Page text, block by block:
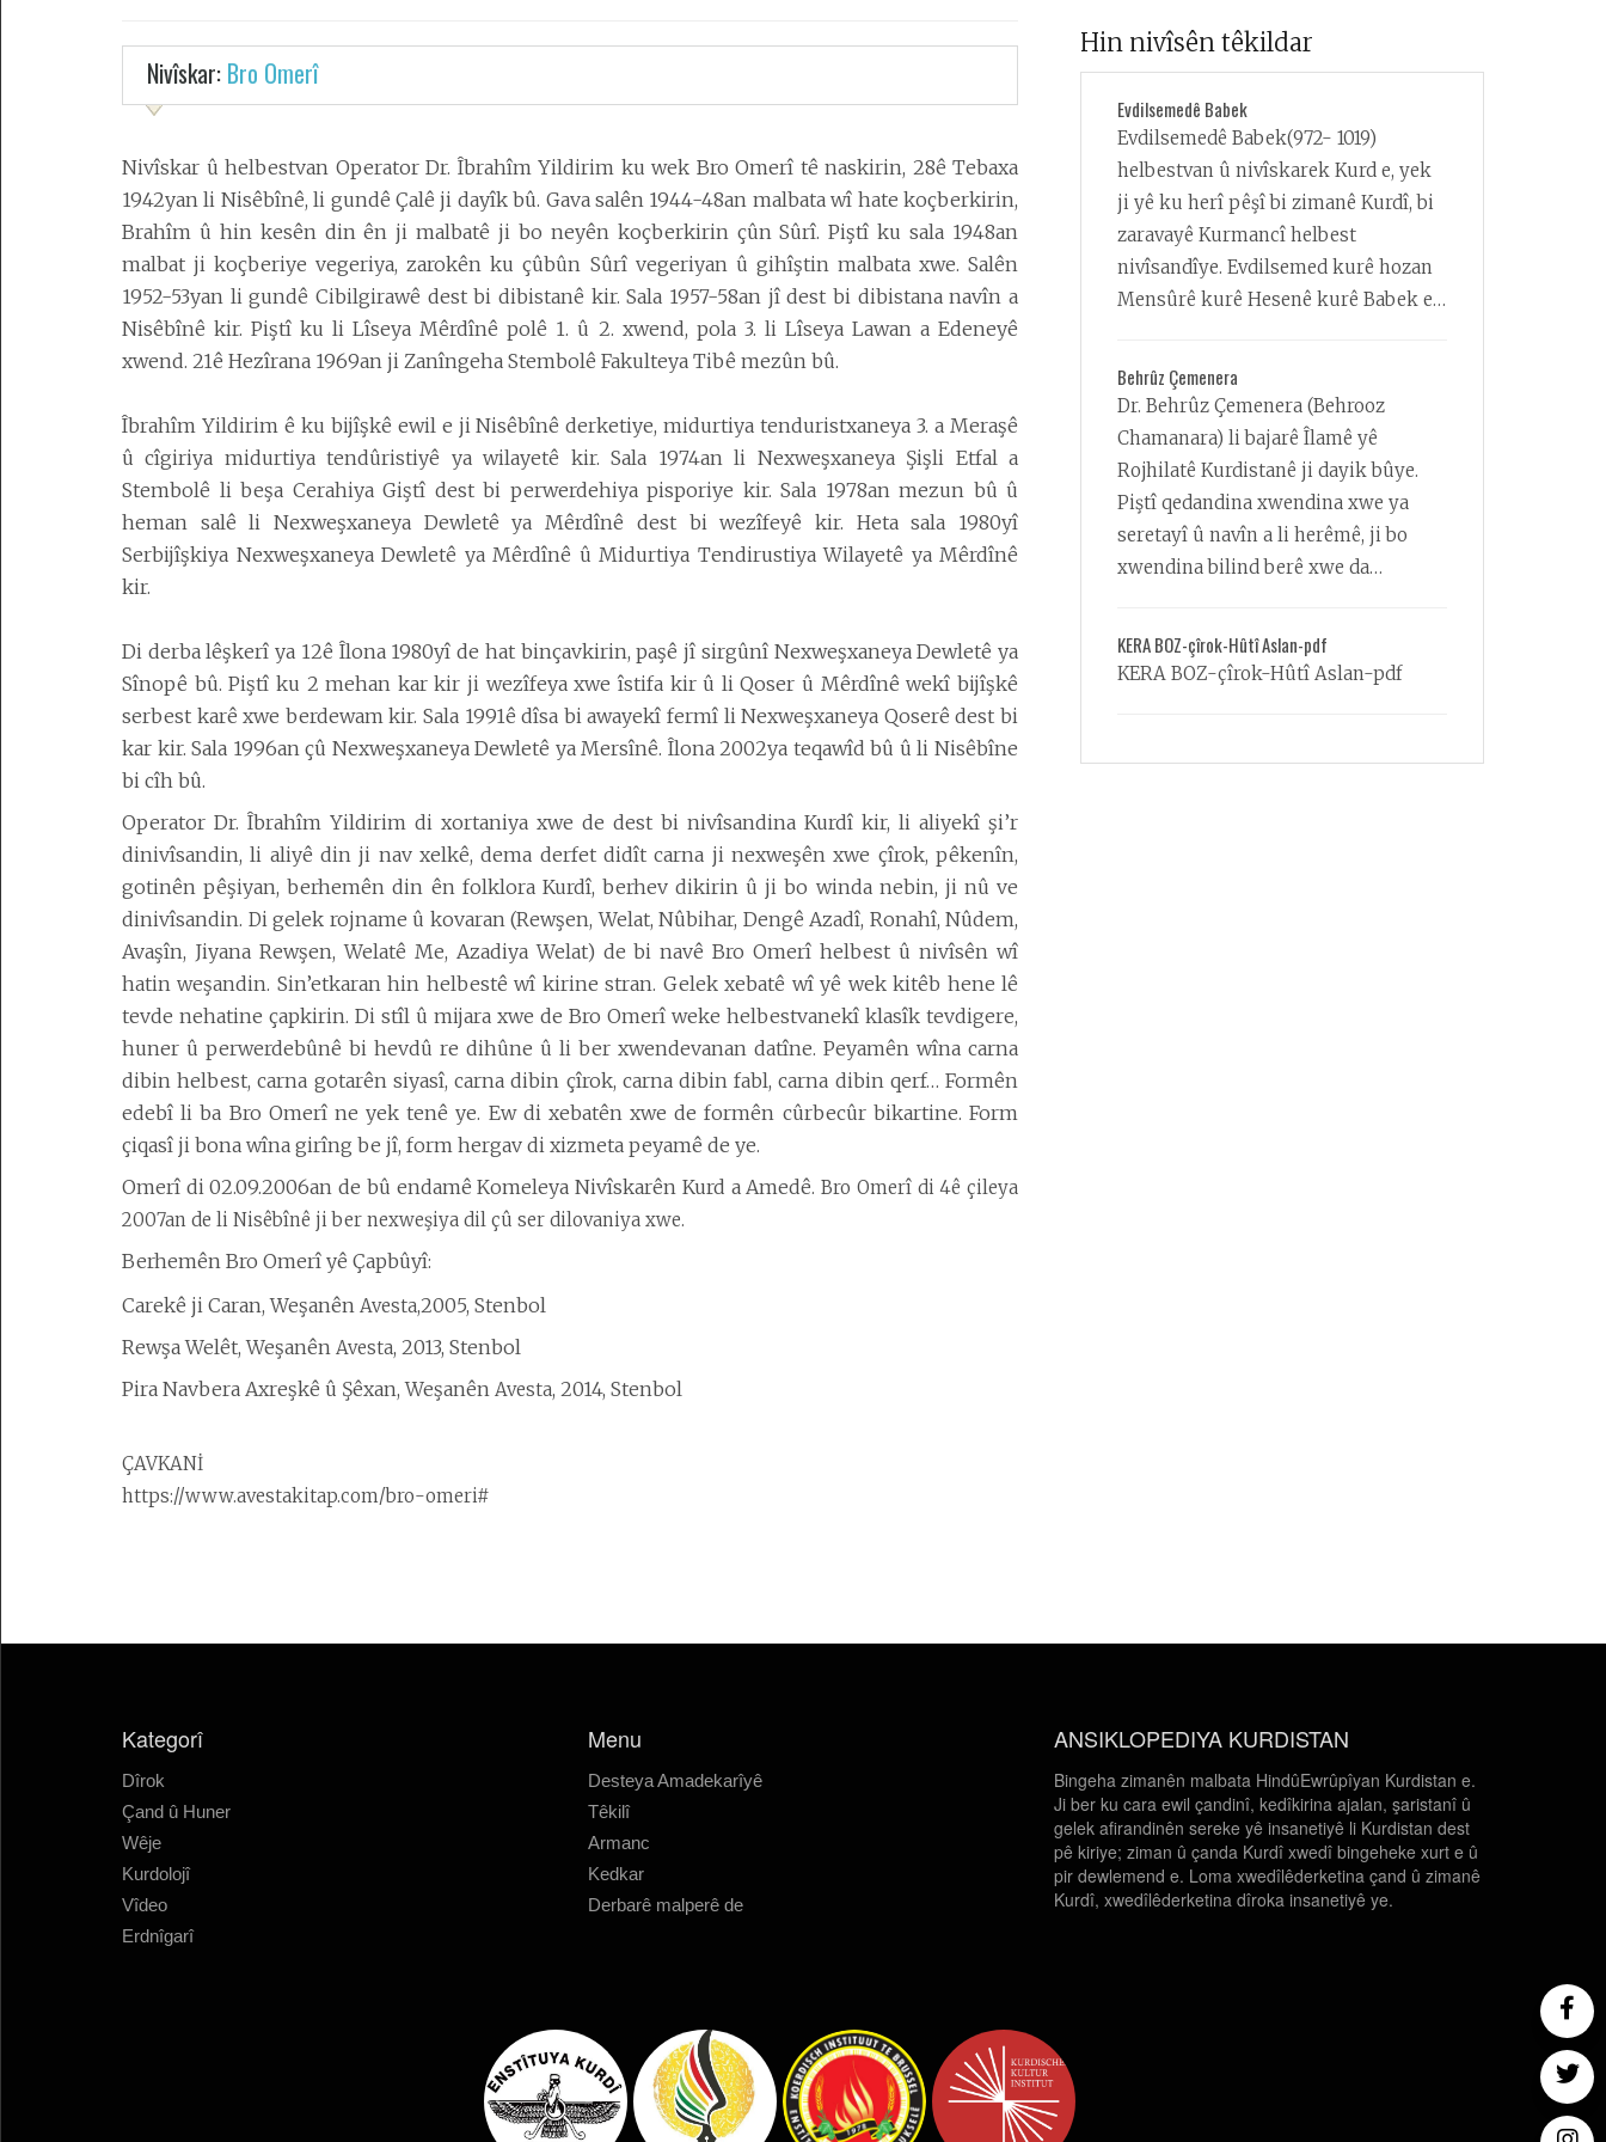
Amadekarîyê
Nivîskar: Bro Omerî
Nivîskar û helbestvan Operator Dr. Îbrahîm Yildirim ku wek Bro Omerî tê naskirin, 28ê Tebaxa
1942yan li Nisêbînê, li gundê Çalê ji dayîk bû. Gava salên 1944-48an malbata wî hate koçberkirin,
Brahîm û hin kesên din ên ji malbatê ji bo neyên koçberkirin çûn Sûrî. Piştî ku sala 1948an
malbat ji koçberiye vegeriya, zarokên ku çûbûn Sûrî vegeriyan û gihîştin malbata xwe. Salên
1952-53yan li gundê Cibilgirawê dest bi dibistanê kir. Sala 1957-58an jî dest bi dibistana navîn a
Nisêbînê kir. Piştî ku li Lîseya Mêrdînê polê 1. û 2. xwend, pola 3. li Lîseya Lawan a Edeneyê
xwend. 21ê Hezîrana 1969an ji Zanîngeha Stembolê Fakulteya Tibê mezûn bû.
Îbrahîm Yildirim ê ku bijîşkê ewil e ji Nisêbînê derketiye, midurtiya tenduristxaneya 3. a Meraşê
û cîgiriya midurtiya tendûristiyê ya wilayetê kir. Sala 1974an li Nexweşxaneya Şişli Etfal a
Stembolê li beşa Cerahiya Giştî dest bi perwerdehiya pisporiye kir. Sala 1978an mezun bû û
heman salê li Nexweşxaneya Dewletê ya Mêrdînê dest bi wezîfeyê kir. Heta sala 1980yî
Serbijîşkiya Nexweşxaneya Dewletê ya Mêrdînê û Midurtiya Tendirustiya Wilayetê ya Mêrdînê
kir.
Di derba lêşkerî ya 12ê Îlona 1980yî de hat binçavkirin, paşê jî sirgûnî Nexweşxaneya Dewletê ya
Sînopê bû. Piştî ku 2 mehan kar kir ji wezîfeya xwe îstifa kir û li Qoser û Mêrdînê wekî bijîşkê
serbest karê xwe berdewam kir. Sala 1991ê dîsa bi awayekî fermî li Nexweşxaneya Qoserê dest bi
kar kir. Sala 1996an çû Nexweşxaneya Dewletê ya Mersînê. Îlona 2002ya teqawîd bû û li Nisêbîne
bi cîh bû.
Operator Dr. Îbrahîm Yildirim di xortaniya xwe de dest bi nivîsandina Kurdî kir, li aliyekî şi’r
dinivîsandin, li aliyê din ji nav xelkê, dema derfet didît carna ji nexweşên xwe çîrok, pêkenîn,
gotinên pêşiyan, berhemên din ên folklora Kurdî, berhev dikirin û ji bo winda nebin, ji nû ve
dinivîsandin. Di gelek rojname û kovaran (Rewşen, Welat, Nûbihar, Dengê Azadî, Ronahî, Nûdem,
Avaşîn, Jiyana Rewşen, Welatê Me, Azadiya Welat) de bi navê Bro Omerî helbest û nivîsên wî
hatin weşandin. Sin’etkaran hin helbestê wî kirine stran. Gelek xebatê wî yê wek kitêb hene lê
tevde nehatine çapkirin. Di stîl û mijara xwe de Bro Omerî weke helbestvanekî klasîk tevdigere,
huner û perwerdebûnê bi hevdû re dihûne û li ber xwendevanan datîne. Peyamên wîna carna
dibin helbest, carna gotarên siyasî, carna dibin çîrok, carna dibin fabl, carna dibin qerf… Formên
edebî li ba Bro Omerî ne yek tenê ye. Ew di xebatên xwe de formên cûrbecûr bikartine. Form
çiqasî ji bona wîna girîng be jî, form hergav di xizmeta peyamê de ye.
Omerî di 02.09.2006an de bû endamê Komeleya Nivîskarên Kurd a Amedê. Bro Omerî di 4ê çileya
2007an de li Nisêbînê ji ber nexweşiya dil çû ser dilovaniya xwe.
Berhemên Bro Omerî yê Çapbûyî:
Carekê ji Caran,Weşanên Avesta,2005, Stenbol
Rewşa Welêt,Weşanên Avesta, 2013, Stenbol
Pira Navbera Axreşkê û Şêxan,Weşanên Avesta, 2014, Stenbol
ÇAVKANİ
https://www.avestakitap.com/bro-omeri#
Hin nivîsên têkildar
Evdilsemedê Babek
Evdilsemedê Babek(972- 1019)
helbestvan û nivîskarek Kurd e, yek
ji yê ku herî pêşî bi zimanê Kurdî, bi
zaravayê Kurmancî helbest
nivîsandîye. Evdilsemed kurê hozan
Mensûrê kurê Hesenê kurê Babek e.
Nîşabûr, Mûsil û Hamedan xwendiye
û gerîyaye...
Behrûz Çemenera
Dr. Behrûz Çemenera (Behrooz
Chamanara) li bajarê Îlamê yê
Rojhilatê Kurdistanê ji dayik bûye.
Piştî qedandina xwendina xwe ya
seretayî û navîn a li herêmê, ji bo
xwendina bilind berê xwe da
karibe bike. Di sala 2014an de, wî teza
Edebî û Olî’ (The Kurdish Shahnama
KERA BOZ-çîrok-Hûtî Aslan-pdf
KERA BOZ-çîrok-Hûtî Aslan-pdf
Kategorî
Dîrok
Çand û Huner
Wêje
Kurdolojî
Vîdeo
Erdnîgarî
Menu
Desteya Amadekarîyê
Têkilî
Armanc
Kedkar
Derbarê malperê de
ANSIKLOPEDIYA KURDISTAN
Bingeha zimanên malbata HindûEwrûpîyan Kurdistan e.
Ji ber ku cara ewil çandinî, kedîkirina ajalan, şaristanî û
gelek afirandinên sereke yê insanetiyê li Kurdistan dest
pê kiriye; ziman û çanda Kurdî xwedî bingeheke xurt e û
pir dewlemend e. Loma xwedîlêderketina çand û zimanê
Kurdî, xwedîlêderketina dîroka insanetiyê ye.